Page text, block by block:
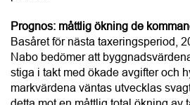
Prognos: måttlig ökning de
Basåret för nästa taxeringsperiod,
Nabo bedömer att
stiga i takt med ökade avgifter och
markvärdena väntas utvecklas
detta mot en måttlig total ökning av